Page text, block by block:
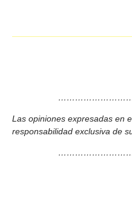
Las opiniones expresadas en
responsabilidad exclusiva de